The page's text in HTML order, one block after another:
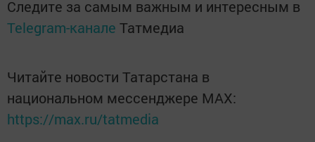
Следите за самым важным и интересным в
Telegram-канале Татмедиа
Читайте новости Татарстана в
национальном мессенджере MАХ:
https://max.ru/tatmedia